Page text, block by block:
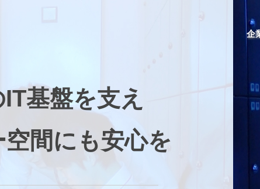
基盤を支え
間にも安心を
企